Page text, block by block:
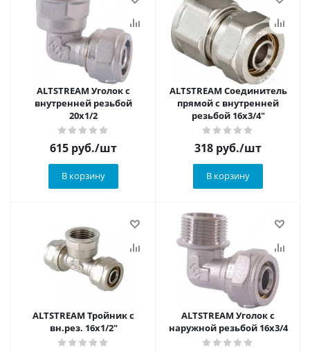
ALTSTREAM Уголок с
внутренней резьбой
20х1/2
615 руб./шт
В корзину
ALTSTREAM Соединитель
прямой с внутренней
резьбой 16х3/4"
318 руб./шт
В корзину
ALTSTREAM Тройник с
вн.рез. 16х1/2"
ALTSTREAM Уголок с
наружной резьбой 16х3/4